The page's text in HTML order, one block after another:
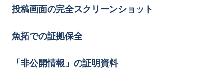
投稿画面の完全スクリーンショット
魚拓での証拠保全
「非公開情報」の証明資料